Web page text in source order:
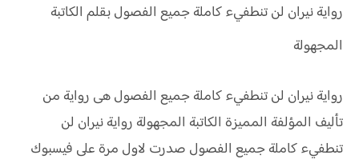
رواية نيران لن تنطفيءكاملة جميع الفصول بقلم الكاتبة
المجهولة
رواية نيران لن تنطفيء كاملة جميع الفصول هى رواية من
تأليف المؤلفة المميزة الكاتبة المجهولة رواية نيران لن
تنطفيء كاملة جميع الفصول صدرت لاول مرة على فيسبوك